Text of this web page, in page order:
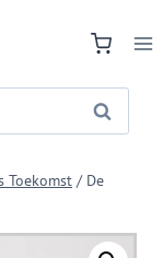
Zoeken
Toekomst / De